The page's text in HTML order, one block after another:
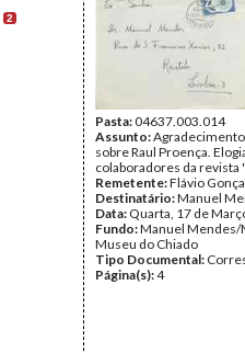
2
Pasta:04637.003.014
Assunto:Agradecimento
sobre Raul Proença.
colaboradores da revista
Remetente:Flávio
Destinatário:Manuel
Data: Quarta, 17 de
Fundo:Manuel Mendes/
Museu do Chiado
Tipo Documental:
Página(s):4